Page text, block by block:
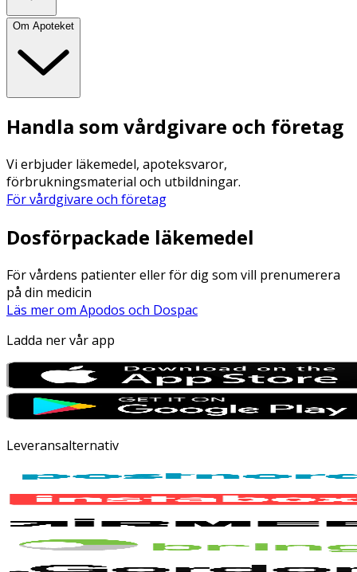
Om Apoteket
Handla som vårdgivare och företag
Vi erbjuder läkemedel, apoteksvaror,
förbrukningsmaterial och utbildningar.
För vårdgivare och företag
Dosförpackade läkemedel
För vårdens patienter eller för dig som vill prenumerera
på din medicin
Läs mer om Apodos och Dospac
Ladda ner vår app
Leveransalternativ